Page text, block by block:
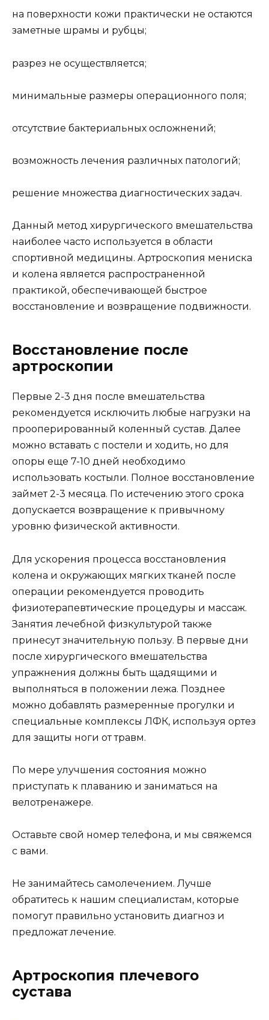
на поверхности кожи практически не остаются
заметные шрамы и рубцы;
разрез не осуществляется;
минимальные размеры операционного поля;
отсутствие бактериальных осложнений;
возможность лечения различных патологий;
решение множества диагностических задач.
Данный метод хирургического вмешательства
наиболее часто используется в области
спортивной медицины. Артроскопия мениска
и колена является распространенной
практикой, обеспечивающей быстрое
восстановление и возвращение подвижности.
Восстановление после
артроскопии
Первые 2-3 дня после вмешательства
рекомендуется исключить любые нагрузки на
прооперированный коленный сустав. Далее
можно вставать с постели и ходить, но для
опоры еще 7-10 дней необходимо
использовать костыли. Полное восстановление
займет 2-3 месяца. По истечению этого срока
допускается возвращение к привычному
уровню физической активности.
Для ускорения процесса восстановления
колена и окружающих мягких тканей после
операции рекомендуется проводить
физиотерапевтические процедуры и массаж.
Занятия лечебной физкультурой также
принесут значительную пользу. В первые дни
после хирургического вмешательства
упражнения должны быть щадящими и
выполняться в положении лежа. Позднее
можно добавлять размеренные прогулки и
специальные комплексы ЛФК, используя ортез
для защиты ноги от травм.
По мере улучшения состояния можно
приступать к плаванию и заниматься на
велотренажере.
Оставьте свой номер телефона, и мы свяжемся
с вами.
Не занимайтесь самолечением. Лучше
обратитесь к нашим специалистам, которые
помогут правильно установить диагноз и
предложат лечение.
Артроскопия плечевого
сустава